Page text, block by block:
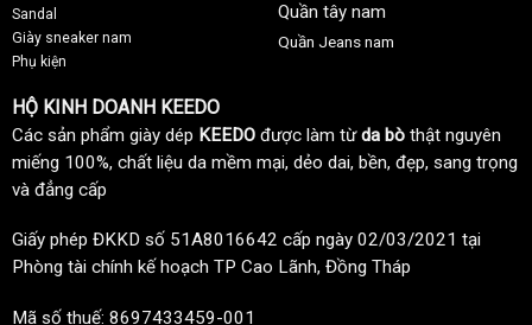
Sandal
Giày sneaker nam
Phụ kiện
Quần tây nam
Quần Jeans nam
HỘ KINH DOANH KEEDO
Các sản phẩm giày dép KEEDO được làm từda bò thật nguyên
miếng 100%, chất liệu da mềm mại, dẻo dai, bền, đẹp, sang trọng
và đẳng cấp
Giấy phép ĐKKD số 51A8016642 cấp ngày 02/03/2021 tại
Phòng tài chính kế hoạch TP Cao Lãnh, Đồng Tháp
Mã số thuế: 8697433459-001